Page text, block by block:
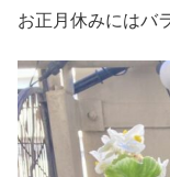
お正月休みにはバ